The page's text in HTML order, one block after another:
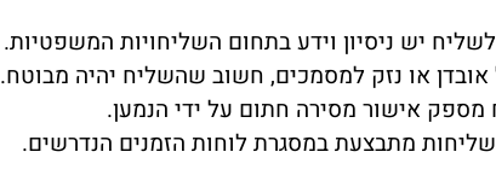
יש ניסיון וידע בתחום השליחויות המשפטיות.
או נזק למסמכים, חשוב שהשליח יהיה מבוטח.
אישור מסירה חתום על ידי הנמען.
מתבצעת במסגרת לוחות הזמנים הנדרשים.